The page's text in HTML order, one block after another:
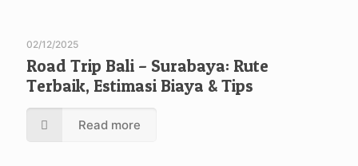
02/12/2025
Road Trip Bali – Surabaya: Rute
Terbaik, Estimasi Biaya & Tips
Read more